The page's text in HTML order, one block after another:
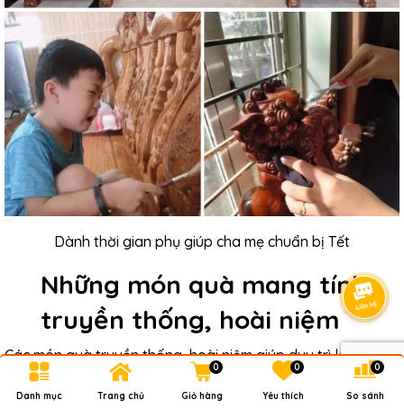
Dành thời gian phụ giúp cha mẹ chuẩn bị Tết
Những món quà mang tính
truyền thống, hoài niệm
Các món quà truyền thống, hoài niệm giúp duy trì không khí
Tết cổ truyền, thể hiện sự trân trọng văn hóa và sự tinh tế
của con cái khi hiểu được sở thích của người lớn tuổi.
Danh mục Trang chủ Giỏ hàng
0
Yêu thích
0
So sánh
0